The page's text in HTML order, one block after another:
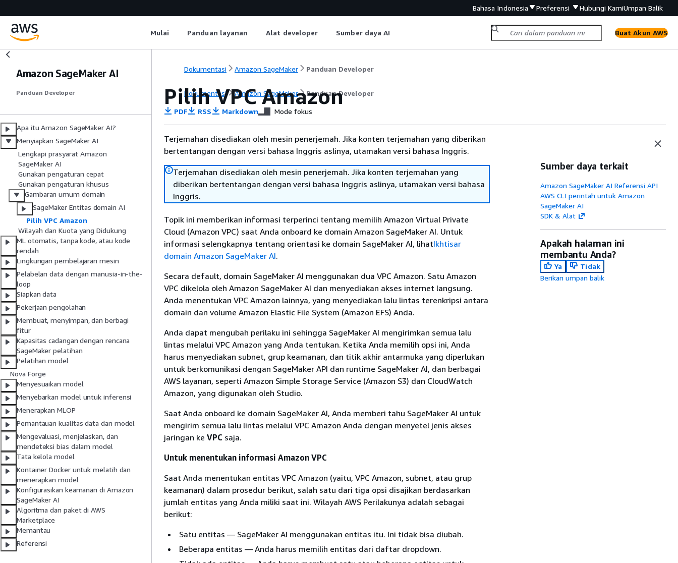
Bahasa Indonesia Preferensi Hubungi KamiUmpan Balik
Mulai Panduan layanan Alat developer Sumber daya AI Buat Akun AWS
Amazon SageMaker AI
Panduan Developer
Apa itu Amazon SageMaker AI?
Menyiapkan SageMaker AI
Lengkapi prasyarat Amazon
SageMaker AI
Gunakan pengaturan cepat
Gunakan pengaturan khusus
Gambaran umum domain
SageMaker Entitas domain AI
Pilih VPC Amazon
Wilayah dan Kuota yang Didukung
ML otomatis, tanpa kode, atau kode
rendah
Lingkungan pembelajaran mesin
Pelabelan data dengan manusia-in-the-
loop
Siapkan data
Pekerjaan pengolahan
Membuat, menyimpan, dan berbagi
fitur
Kapasitas cadangan dengan rencana
SageMaker pelatihan
Pelatihan model
Nova Forge
Menyesuaikan model
Menyebarkan model untuk inferensi
Menerapkan MLOP
Pemantauan kualitas data dan model
Mengevaluasi, menjelaskan, dan
mendeteksi bias dalam model
Tata kelola model
Kontainer Docker untuk melatih dan
menerapkan model
Konfigurasikan keamanan di Amazon
SageMaker AI
Algoritma dan paket di AWS
Marketplace
Memantau
Referensi
Dokumentasi Amazon SageMaker Panduan Developer
Dokumentasi Amazon SageMaker Panduan Developer
Pilih VPC Amazon
PDF RSS Markdown Mode fokus
Terjemahan disediakan oleh mesin penerjemah. Jika konten terjemahan yang diberikan
bertentangan dengan versi bahasa Inggris aslinya, utamakan versi bahasa Inggris.
Terjemahan disediakan oleh mesin penerjemah. Jika konten terjemahan yang
diberikan bertentangan dengan versi bahasa Inggris aslinya, utamakan versi bahasa
Inggris.
Topik ini memberikan informasi terperinci tentang memilih Amazon Virtual Private
Cloud (Amazon VPC) saat Anda onboard ke domain Amazon SageMaker AI. Untuk
informasi selengkapnya tentang orientasi ke domain SageMaker AI, lihatIkhtisar
domain Amazon SageMaker AI.
Secara default, domain SageMaker AI menggunakan dua VPC Amazon. Satu Amazon
VPC dikelola oleh Amazon SageMaker AI dan menyediakan akses internet langsung.
Anda menentukan VPC Amazon lainnya, yang menyediakan lalu lintas terenkripsi antara
domain dan volume Amazon Elastic File System (Amazon EFS) Anda.
Anda dapat mengubah perilaku ini sehingga SageMaker AI mengirimkan semua lalu
lintas melalui VPC Amazon yang Anda tentukan. Ketika Anda memilih opsi ini, Anda
harus menyediakan subnet, grup keamanan, dan titik akhir antarmuka yang diperlukan
untuk berkomunikasi dengan SageMaker API dan runtime SageMaker AI, dan berbagai
AWS layanan, seperti Amazon Simple Storage Service (Amazon S3) dan CloudWatch
Amazon, yang digunakan oleh Studio.
Saat Anda onboard ke domain SageMaker AI, Anda memberi tahu SageMaker AI untuk
mengirim semua lalu lintas melalui VPC Amazon Anda dengan menyetel jenis akses
jaringan ke VPC saja.
Untuk menentukan informasi Amazon VPC
Saat Anda menentukan entitas VPC Amazon (yaitu, VPC Amazon, subnet, atau grup
keamanan) dalam prosedur berikut, salah satu dari tiga opsi disajikan berdasarkan
jumlah entitas yang Anda miliki saat ini. Wilayah AWS Perilakunya adalah sebagai
berikut:
Satu entitas — SageMaker AI menggunakan entitas itu. Ini tidak bisa diubah.
Beberapa entitas — Anda harus memilih entitas dari daftar dropdown.
Sumber daya terkait
Amazon SageMaker AI Referensi API
AWS CLI perintah untuk Amazon
SageMaker AI
SDK & Alat
Apakah halaman ini
membantu Anda?
Ya
Tidak
Berikan umpan balik